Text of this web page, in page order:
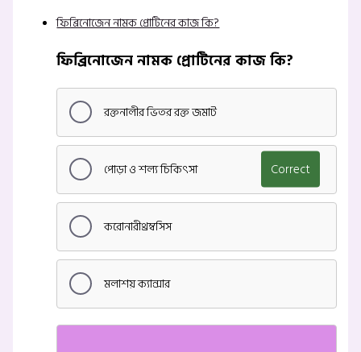
ফিব্রিনোজেন নামক প্রোটিনের কাজ কি?
ফিব্রিনোজেন নামক প্রোটিনের কাজ কি?
রক্তনালীর ভিতর রক্ত জমাট
পোড়া ও শল্য চিকিৎসা Correct
করোনারীথ্রম্বসিস
মলাশয় ক্যান্সার